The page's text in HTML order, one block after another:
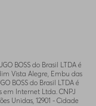
BOSS do Brasil LTDA é
Vista Alegre, Embu das
BOSS do Brasil LTDA é
em Internet Ltda. CNPJ
Unidas, 12901 - Cidade